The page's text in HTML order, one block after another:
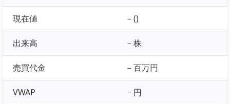
現在値 －()
出来高 －株
売買代金 －百万円
VWAP －円